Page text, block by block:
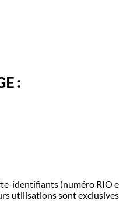
:
identifiants (numéro RIO
utilisations sont